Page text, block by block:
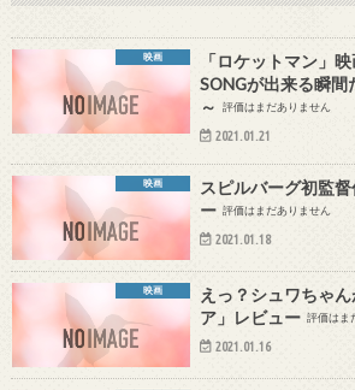
映画
「ロケットマン」
SONGが出来る瞬間
～
評価はまだありません
2021.01.21
映画
スピルバーグ初監
ー 評価はまだありません
2021.01.18
映画
えっ？シュワちゃ
ア」レビュー 評価はま
2021.01.16